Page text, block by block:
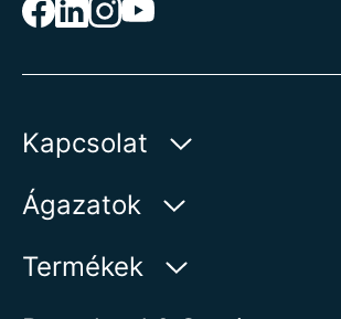
Kapcsolat
AUMA Riester
Aumastr 1
Ágazatok
Víz
Termékek